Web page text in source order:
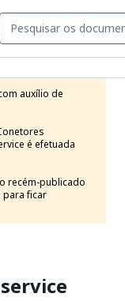
auxílio de
é efetuada
recém-publicado
para ficar